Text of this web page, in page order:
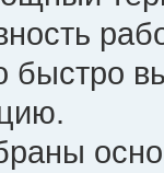
быстро